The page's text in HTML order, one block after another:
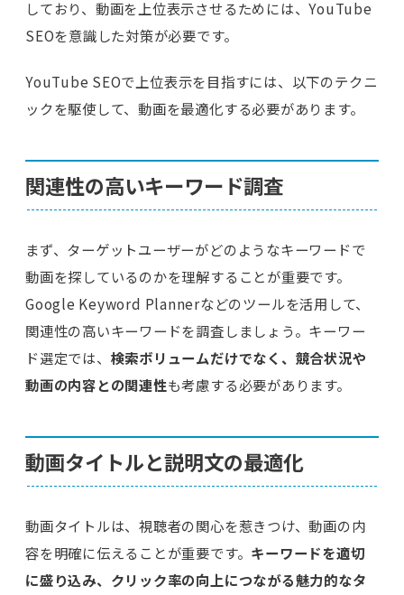
しており、動画を上位表示させるためには、YouTube
SEOを意識した対策が必要です。
YouTube SEOで上位表示を目指すには、以下のテクニ
ックを駆使して、動画を最適化する必要があります。
関連性の高いキーワード調査
まず、ターゲットユーザーがどのようなキーワードで
動画を探しているのかを理解することが重要です。
Google Keyword Plannerなどのツールを活用して、
関連性の高いキーワードを調査しましょう。キーワー
ド選定では、 検索ボリュームだけでなく、競合状況や
動画の内容との関連性も考慮する必要があります。
動画タイトルと説明文の最適化
動画タイトルは、視聴者の関心を惹きつけ、動画の内
容を明確に伝えることが重要です。 キーワードを適切
に盛り込み、クリック率の向上につながる魅力的なタ